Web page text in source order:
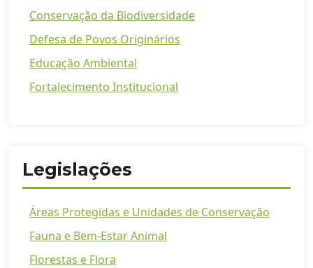
Conservação da Biodiversidade
Defesa de Povos Originários
Educação Ambiental
Fortalecimento Institucional
Legislações
Áreas Protegidas e Unidades de Conservação
Fauna e Bem-Estar Animal
Florestas e Flora